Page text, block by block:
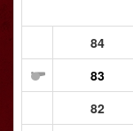
84
83
82